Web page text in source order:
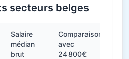
secteurs belges
Salaire
médian
brut
Comparaison
avec
24 800€